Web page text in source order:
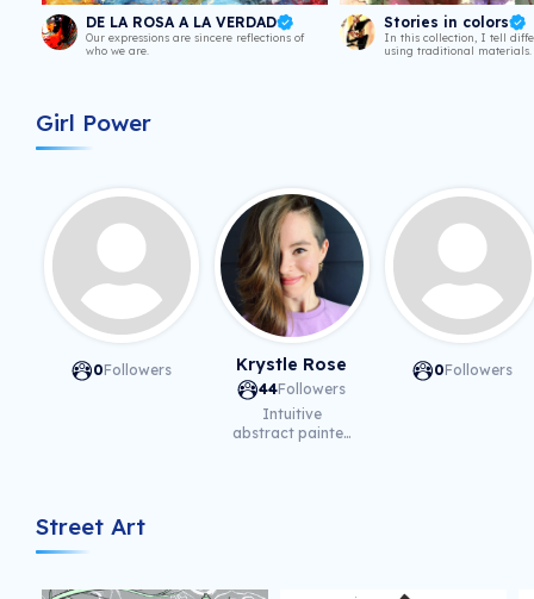
DE LA ROSA A LA VERDAD
Our expressions are sincere reflections of
who we are.
Stories in colors
In this collection, I tell
using traditional materials.
Girl Power
0Followers Krystle Rose
44Followers
Intuitive
abstract painter,
0Followers
Street Art